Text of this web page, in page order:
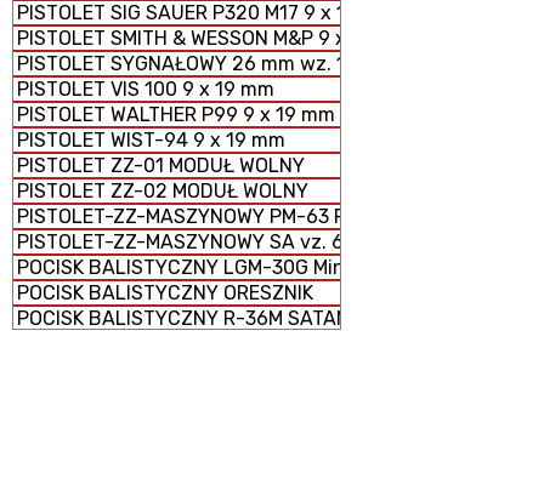
PISTOLET SIG SAUER P320 M17 9 x 19 mm
PISTOLET SMITH & WESSON M&P 9 x 19 mm
PISTOLET SYGNAŁOWY 26 mm wz. 1978
PISTOLET VIS 100 9 x 19 mm
PISTOLET WALTHER P99 9 x 19 mm
PISTOLET WIST-94 9 x 19 mm
PISTOLET ZZ-01 MODUŁ WOLNY
PISTOLET ZZ-02 MODUŁ WOLNY
PISTOLET-ZZ-MASZYNOWY PM-63 RAK 9 × 18 mm
PISTOLET-ZZ-MASZYNOWY SA vz. 61 ŠKORPION
POCISK BALISTYCZNY LGM-30G Minuteman III
POCISK BALISTYCZNY ORESZNIK
POCISK BALISTYCZNY R-36M SATAN